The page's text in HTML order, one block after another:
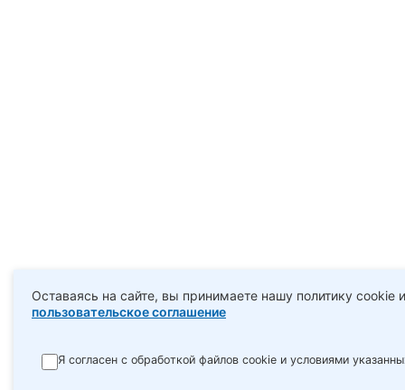
Оставаясь на сайте, вы принимаете нашу политику cookie и
пользовательское соглашение
Я согласен с обработкой файлов cookie и условиями